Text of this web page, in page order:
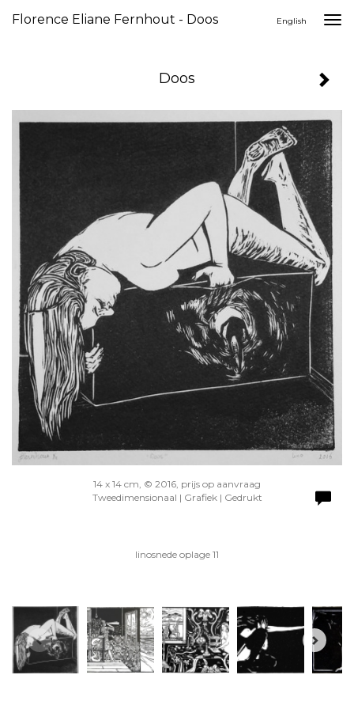
Florence Eliane Fernhout - Doos English
Doos
14 x 14 cm, © 2016, prijs op aanvraag
Tweedimensionaal | Grafiek | Gedrukt
linosnede oplage 11